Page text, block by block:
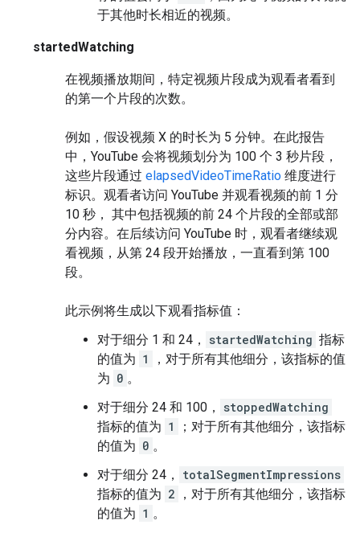
于其他时长相近的视频。
startedWatching
在视频播放期间，特定视频片段成为观看者看到
的第一个片段的次数。
例如，假设视频 X 的时长为 5 分钟。在此报告
中，YouTube 会将视频划分为 100 个 3 秒片段，
这些片段通过 elapsedVideoTimeRatio 维度进行
标识。观看者访问 YouTube 并观看视频的前 1 分
10 秒， 其中包括视频的前 24 个片段的全部或部
分内容。在后续访问 YouTube 时，观看者继续观
看视频，从第 24 段开始播放，一直看到第 100
段。
此示例将生成以下观看指标值：
对于细分 1 和 24，
startedWatching 指标
的值为 1
，对于所有其他细分，该指标的值
为 0 。
对于细分 24 和 100，
stoppedWatching
指标的值为 1
；对于所有其他细分，该指标
的值为 0 。
对于细分 24，
totalSegmentImpressions
指标的值为 2
，对于所有其他细分，该指标
的值为 1 。